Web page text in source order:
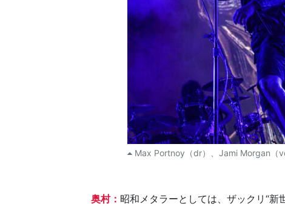
Max Portnoy（dr）、Jami Morgan（
奥村： 昭和メタラーとしては、ザックリ“